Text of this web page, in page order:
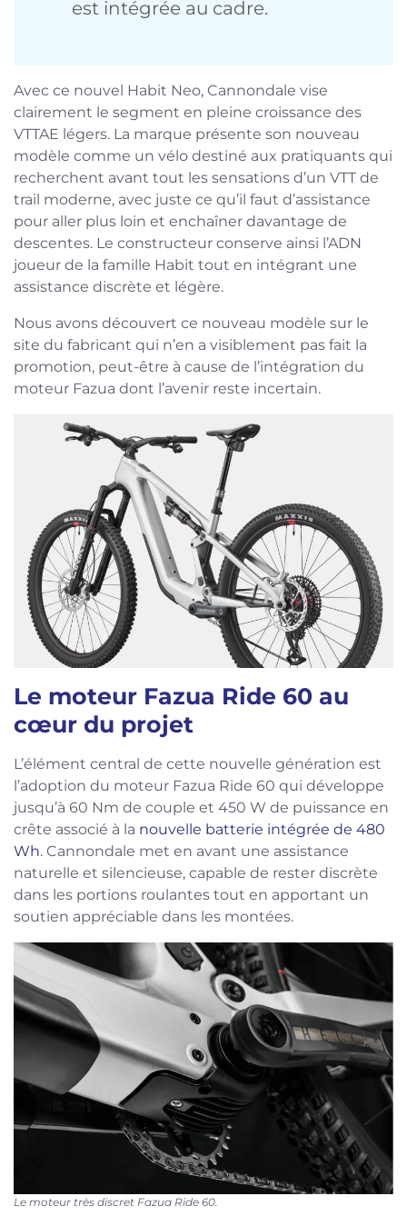
est intégrée au cadre.
Avec ce nouvel Habit Neo, Cannondale vise
clairement le segment en pleine croissance des
VTTAE légers. La marque présente son nouveau
modèle comme un vélo destiné aux pratiquants qui
recherchent avant tout les sensations d’un VTT de
trail moderne, avec juste ce qu’il faut d’assistance
pour aller plus loin et enchaîner davantage de
descentes. Le constructeur conserve ainsi l’ADN
joueur de la famille Habit tout en intégrant une
assistance discrète et légère.
Nous avons découvert ce nouveau modèle sur le
site du fabricant qui n’en a visiblement pas fait la
promotion, peut-être à cause de l’intégration du
moteur Fazua dont l’avenir reste incertain.
Le moteur Fazua Ride 60 au
cœur du projet
L’élément central de cette nouvelle génération est
l’adoption du moteur Fazua Ride 60 qui développe
jusqu’à 60 Nm de couple et 450 W de puissance en
crête associé à la nouvelle batterie intégrée de 480
Wh. Cannondale met en avant une assistance
naturelle et silencieuse, capable de rester discrète
dans les portions roulantes tout en apportant un
soutien appréciable dans les montées.
Le moteur très discret Fazua Ride 60.